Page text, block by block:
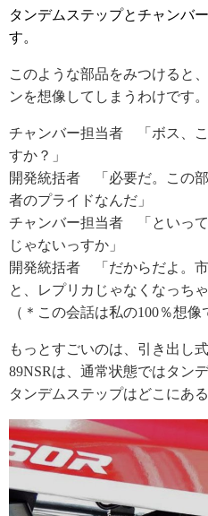
タンデムステップとチャンバ
す。
このような部品をみつけると
ンを想像してしまうわけです。
チャンバー担当者 「ボス、
すか？」
開発統括者 「必要だ。この
者のプライドなんだ」
チャンバー担当者 「といっ
じゃないっすか」
開発統括者 「だからだよ。
と、レプリカじゃなくなっちゃ
（＊この会話は私の100％想像
もっとすごいのは、引き出し
89NSRは、通常状態ではタン
タンデムステップはどこにあ